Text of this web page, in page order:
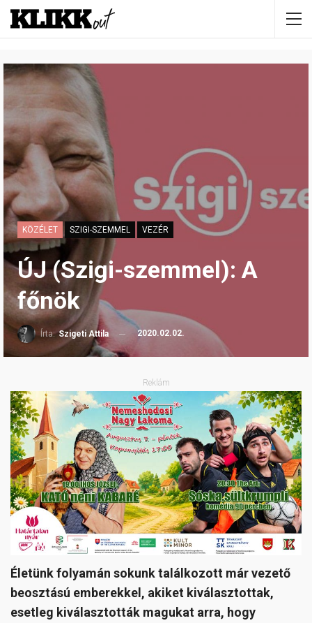
KÖZÉLET SZIGI-SZEMMEL VEZÉR
ÚJ (Szigi-szemmel): A
főnök
Írta:Szigeti Attila 2020.02.02.
Reklám
Életünk folyamán sokunk találkozott már vezető
beosztású emberekkel, akiket kiválasztottak,
esetleg kiválasztották magukat arra, hogy